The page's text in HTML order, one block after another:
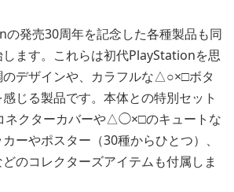
発売30周年を記念した各種製品も同
ます。これらは初代PlayStationを思
デザインや、カラフルな△○×□ボタ
じる製品です。本体との特別セット
ネクターカバーや△◯×□のキュートな
ーやポスター（30種からひとつ）、
のコレクターズアイテムも付属しま